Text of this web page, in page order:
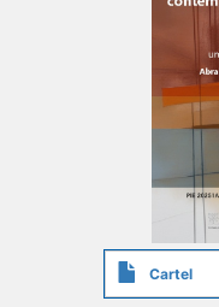
Cartel